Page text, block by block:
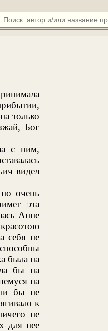
только
Бог
с ним,
видел
очень
эта
Анне
себя не
была на
бы на
на
бы не
к
не
для нее